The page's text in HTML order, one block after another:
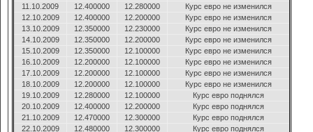
11.10.2009
12.400000 12.280000
Курс евро не изменился
12.10.2009
12.400000 12.200000
Курс евро не изменился
13.10.2009
12.350000 12.230000
Курс евро не изменился
14.10.2009
12.350000 12.200000
Курс евро не изменился
15.10.2009
12.350000 12.100000
Курс евро не изменился
16.10.2009
12.200000 12.100000
Курс евро не изменился
17.10.2009
12.200000 12.100000
Курс евро не изменился
18.10.2009
12.200000 12.100000
Курс евро не изменился
19.10.2009
12.280000 12.100000
Курс евро поднялся
20.10.2009
12.400000 12.200000
Курс евро поднялся
21.10.2009
12.470000 12.300000
Курс евро поднялся
22.10.2009
12.480000 12.300000 Курс евро поднялся